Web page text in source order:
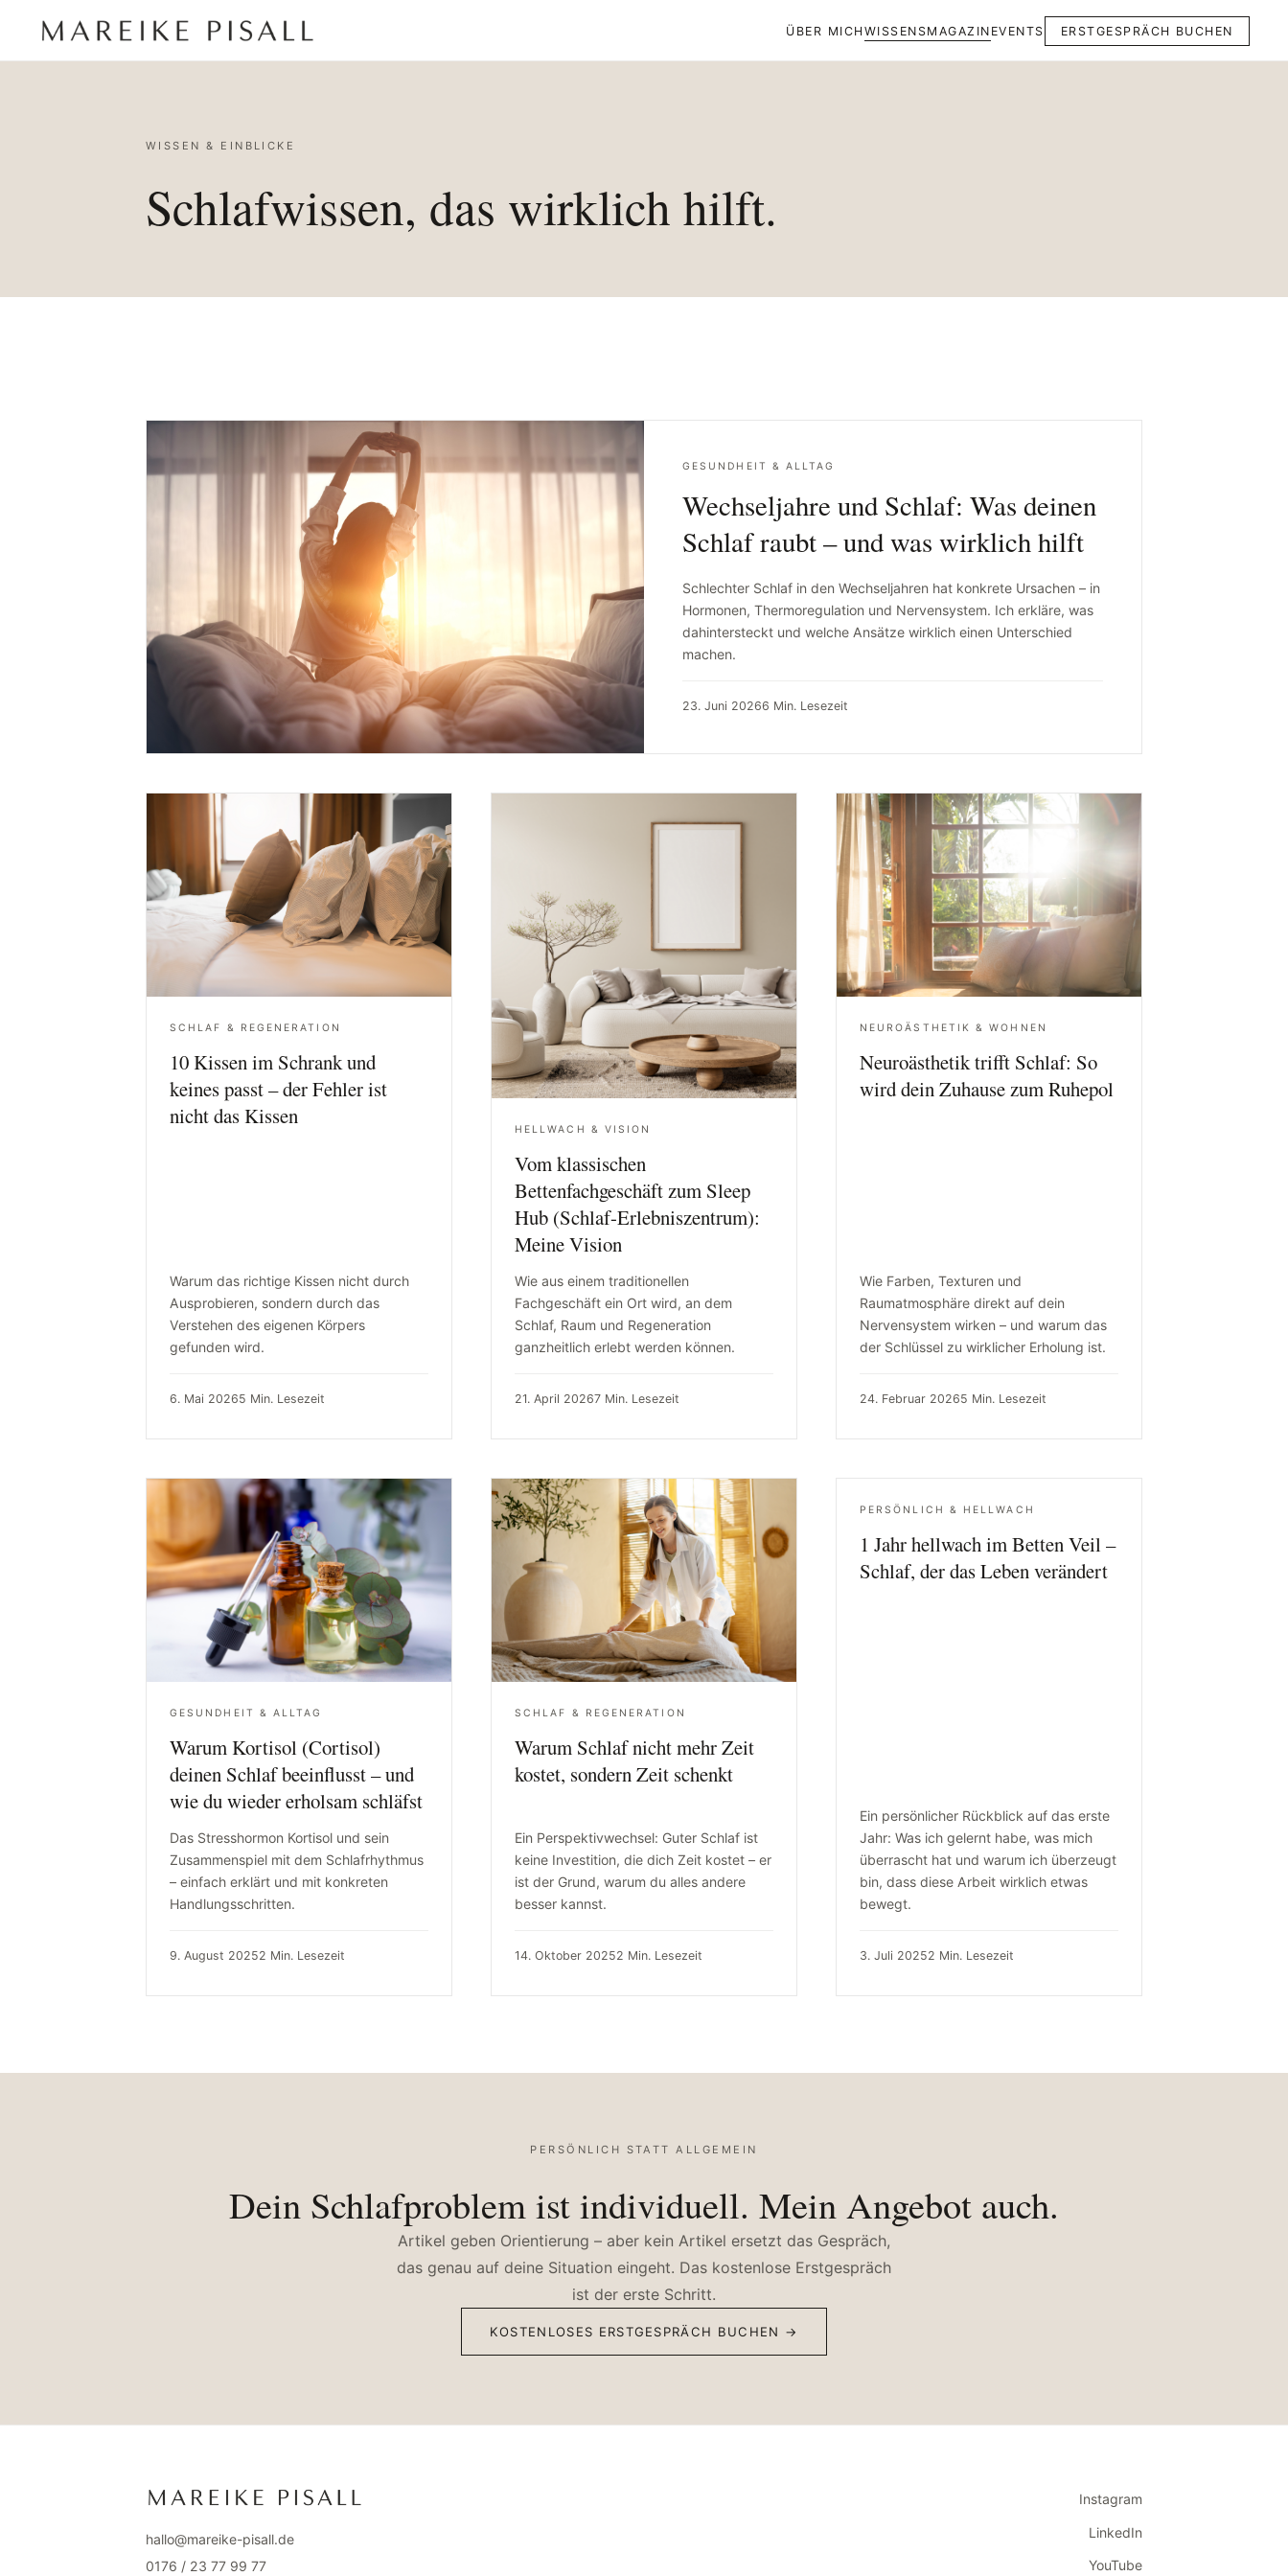
ÜBER MICHWISSENSMAGAZIN EVENTS ERSTGESPRÄCH BUCHEN
WISSEN & EINBLICKE
Schlafwissen, das wirklich hilft.
GESUNDHEIT & ALLTAG
Wechseljahre und Schlaf: Was deinen
Schlaf raubt – und was wirklich hilft
Schlechter Schlaf in den Wechseljahren hat konkrete Ursachen – in
Hormonen, Thermoregulation und Nervensystem. Ich erkläre, was
dahintersteckt und welche Ansätze wirklich einen Unterschied
machen.
23. Juni 20266 Min. Lesezeit
SCHLAF & REGENERATION
10 Kissen im Schrank und
keines passt – der Fehler ist
nicht das Kissen
Warum das richtige Kissen nicht durch
Ausprobieren, sondern durch das
Verstehen des eigenen Körpers
gefunden wird.
6. Mai 20265 Min. Lesezeit
HELLWACH & VISION
Vom klassischen
Bettenfachgeschäft zum Sleep
Hub (Schlaf-Erlebniszentrum):
Meine Vision
Wie aus einem traditionellen
Fachgeschäft ein Ort wird, an dem
Schlaf, Raum und Regeneration
ganzheitlich erlebt werden können.
21. April 20267 Min. Lesezeit
NEUROÄSTHETIK & WOHNEN
Neuroästhetik trifft Schlaf: So
wird dein Zuhause zum Ruhepol
Wie Farben, Texturen und
Raumatmosphäre direkt auf dein
Nervensystem wirken – und warum das
der Schlüssel zu wirklicher Erholung ist.
24. Februar 20265 Min. Lesezeit
GESUNDHEIT & ALLTAG
Warum Kortisol (Cortisol)
deinen Schlaf beeinflusst – und
wie du wieder erholsam schläfst
Das Stresshormon Kortisol und sein
Zusammenspiel mit dem Schlafrhythmus
– einfach erklärt und mit konkreten
Handlungsschritten.
9. August 20252 Min. Lesezeit
SCHLAF & REGENERATION
Warum Schlaf nicht mehr Zeit
kostet, sondern Zeit schenkt
Ein Perspektivwechsel: Guter Schlaf ist
keine Investition, die dich Zeit kostet – er
ist der Grund, warum du alles andere
besser kannst.
14. Oktober 20252 Min. Lesezeit
PERSÖNLICH & HELLWACH
1 Jahr hellwach im Betten Veil –
Schlaf, der das Leben verändert
Ein persönlicher Rückblick auf das erste
Jahr: Was ich gelernt habe, was mich
überrascht hat und warum ich überzeugt
bin, dass diese Arbeit wirklich etwas
bewegt.
3. Juli 20252 Min. Lesezeit
PERSÖNLICH STATT ALLGEMEIN
Dein Schlafproblem ist individuell. Mein Angebot auch.
Artikel geben Orientierung – aber kein Artikel ersetzt das Gespräch,
das genau auf deine Situation eingeht. Das kostenlose Erstgespräch
ist der erste Schritt.
KOSTENLOSES ERSTGESPRÄCH BUCHEN →
hallo@mareike-pisall.de
0176 / 23 77 99 77
Instagram
LinkedIn
YouTube